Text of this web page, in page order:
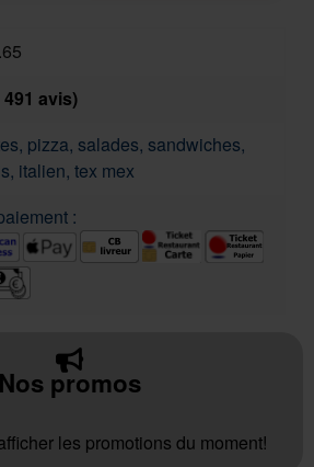
avis)
pizza, salades, sandwiches,
italien, tex mex
:
Nos promos
les promotions du moment!